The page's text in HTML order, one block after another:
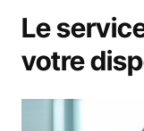
Le
votre